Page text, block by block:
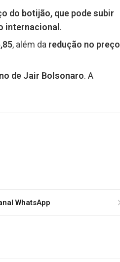
do botijão, que pode subir
internacional .
, além da redução no preço
de Jair Bolsonaro. A
WhatsApp